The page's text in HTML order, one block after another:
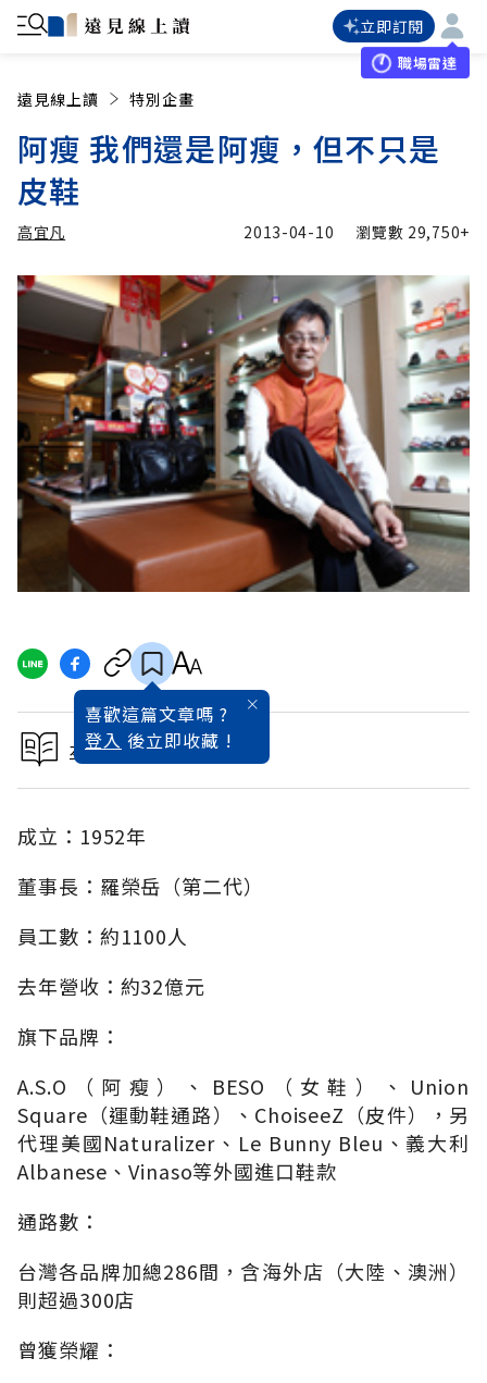
立即訂閱
職場雷達
遠見線上讀 特別企畫
阿瘦 我們還是阿瘦，但不只是
皮鞋
高宜凡
高宜凡 加入追蹤
2013-04-10 瀏覽數 29,750+
喜歡這篇文章嗎 ?
登入 後立即收藏 !
本文出自2013品牌特刊
成立：1952年
董事長：羅榮岳（第二代）
員工數：約1100人
去年營收：約32億元
旗下品牌：
A.S.O（阿瘦）、BESO（女鞋）、Union
Square（運動鞋通路）、ChoiseeZ（皮件），另
代理美國Naturalizer、Le Bunny Bleu、義大利
Albanese、Vinaso等外國進口鞋款
通路數：
台灣各品牌加總286間，含海外店（大陸、澳洲）
則超過300店
曾獲榮耀：